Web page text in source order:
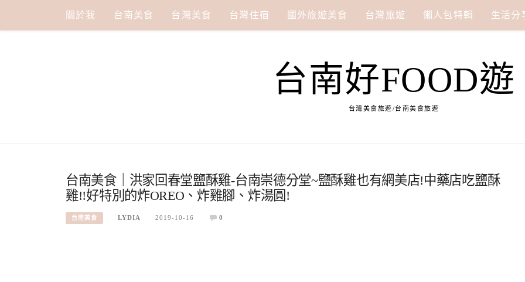
關於我 台南美食 台灣美食 台灣住宿 國外旅遊美食 台灣旅遊 懶人包特輯 生活分
台南好FOOD遊
台灣美食旅遊/台南美食旅遊
台南美食｜洪家回春堂鹽酥雞-台南崇德分堂~鹽酥雞也有網美店!中藥店吃鹽酥
雞!!好特別的炸OREO、炸雞腳、炸湯圓!
台南美食 LYDIA 2019-10-16 0